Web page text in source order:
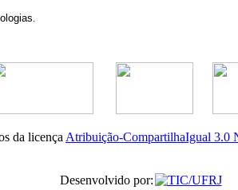
.
da licença Atribuição-CompartilhaIgual 3.0
Desenvolvido por: